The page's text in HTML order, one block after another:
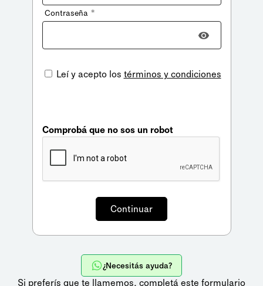
+598
Contraseña *
Leí y acepto los términos y condiciones
Comprobá que no sos un robot
¿Necesitás ayuda?
Si preferís que te llamemos, completá este formulario